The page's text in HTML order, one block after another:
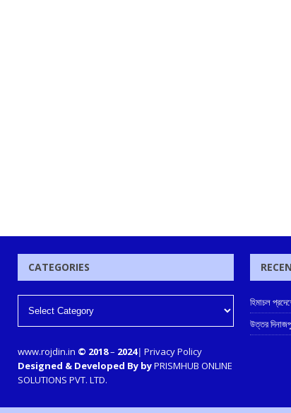
CATEGORIES
www.rojdin.in © 2018– 2024| Privacy Policy
Designed & Developed By byPRISMHUB ONLINE
SOLUTIONS PVT. LTD.
হিমাচল
উত্তর